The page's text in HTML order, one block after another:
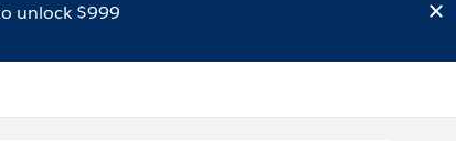
unlock $999